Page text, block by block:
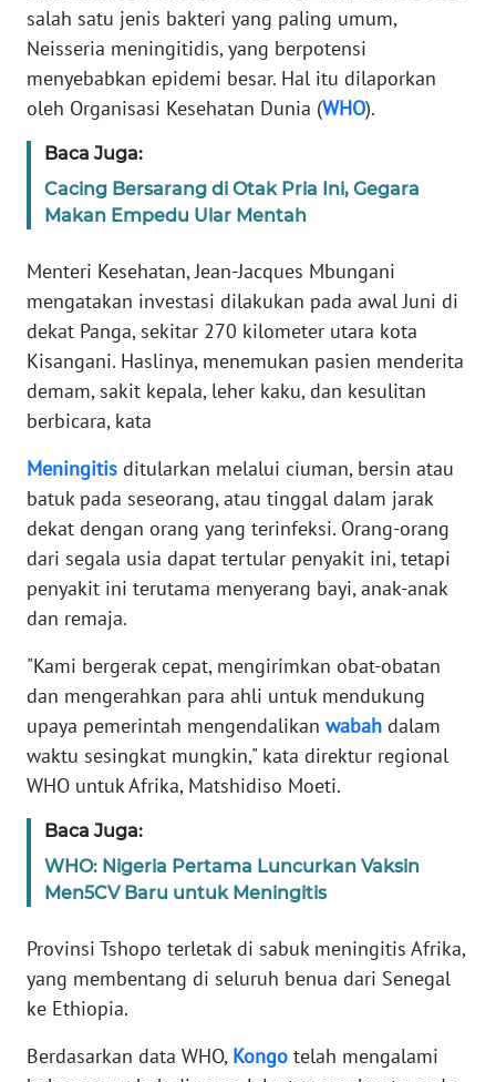
salah satu jenis bakteri yang paling umum,
Neisseria meningitidis, yang berpotensi
menyebabkan epidemi besar. Hal itu dilaporkan
oleh Organisasi Kesehatan Dunia (WHO).
Baca Juga:
Cacing Bersarang di Otak Pria Ini, Gegara
Makan Empedu Ular Mentah
Menteri Kesehatan, Jean-Jacques Mbungani
mengatakan investasi dilakukan pada awal Juni di
dekat Panga, sekitar 270 kilometer utara kota
Kisangani. Haslinya, menemukan pasien menderita
demam, sakit kepala, leher kaku, dan kesulitan
berbicara, kata
Meningitis ditularkan melalui ciuman, bersin atau
batuk pada seseorang, atau tinggal dalam jarak
dekat dengan orang yang terinfeksi. Orang-orang
dari segala usia dapat tertular penyakit ini, tetapi
penyakit ini terutama menyerang bayi, anak-anak
dan remaja.
"Kami bergerak cepat, mengirimkan obat-obatan
dan mengerahkan para ahli untuk mendukung
upaya pemerintah mengendalikan wabah dalam
waktu sesingkat mungkin," kata direktur regional
WHO untuk Afrika, Matshidiso Moeti.
Baca Juga:
WHO: Nigeria Pertama Luncurkan Vaksin
Men5CV Baru untuk Meningitis
Provinsi Tshopo terletak di sabuk meningitis Afrika,
yang membentang di seluruh benua dari Senegal
ke Ethiopia.
Berdasarkan data WHO, Kongo telah mengalami
KONTAK
KAMI
INFO
TENTANG
KAMI
PEDOMAN
SIBER
REDAKSI
KARIR
DISCLAIMER
News
Regional
SUMUT
WN
JAKARTA
JABAR
WN
WN
NTT
WN
KEPRI